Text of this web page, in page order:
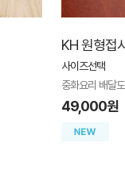
KH 원형접
사이즈선택
중화요리 배달
49,000원